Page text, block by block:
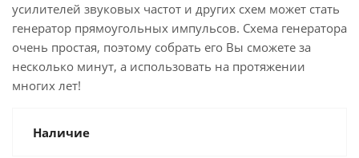
усилителей звуковых частот и других схем может стать
генератор прямоугольных импульсов. Схема генератора
очень простая, поэтому собрать его Вы сможете за
несколько минут, а использовать на протяжении
многих лет!
Наличие